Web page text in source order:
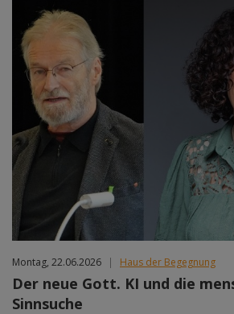
Montag, 22.06.2026 | Haus der Begegnung
Der neue Gott. KI und die
Sinnsuche